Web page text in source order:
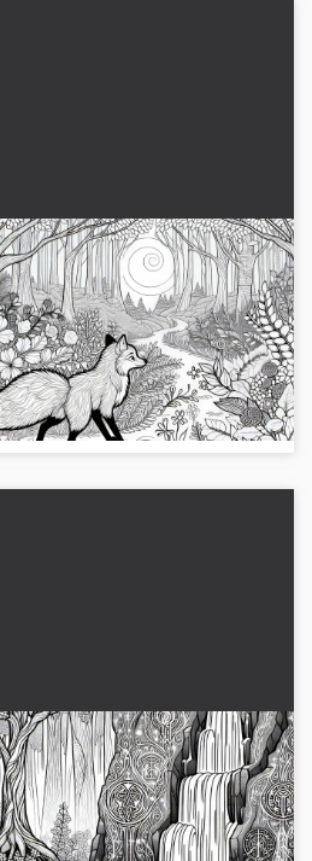
Zorro en el bosque
encantado – Dibujo para
colorear gratis
Descubre la imagen para colorear
del zorro en el bosque encantado.
¡Descarga ahora tu imagen gratuita y
participa en la actividad de colorear!...
Cascada misteriosa susurra
en el bosque de cuentos
encantados - Plantilla para
colorear gratuita
¡Experimenta la misteriosa cascada
en el bosque de cuentos! Descarga